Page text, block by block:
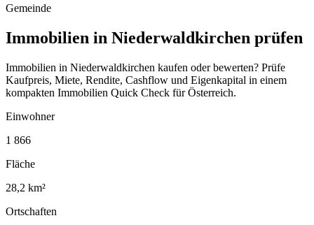
Gemeinde
Immobilien in Niederwaldkirchen prüfen
Immobilien in Niederwaldkirchen kaufen oder bewerten? Prüfe
Kaufpreis, Miete, Rendite, Cashflow und Eigenkapital in einem
kompakten Immobilien Quick Check für Österreich.
Einwohner
1 866
Fläche
28,2 km²
Ortschaften